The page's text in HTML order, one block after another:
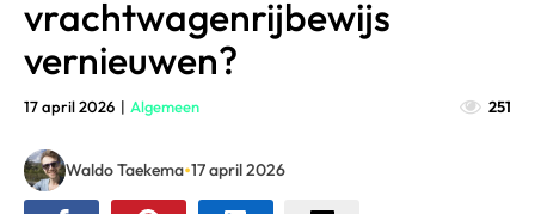
vrachtwagenrijbewijs
vernieuwen?
17 april 2026 | Algemeen 251
Waldo Taekema•17 april 2026